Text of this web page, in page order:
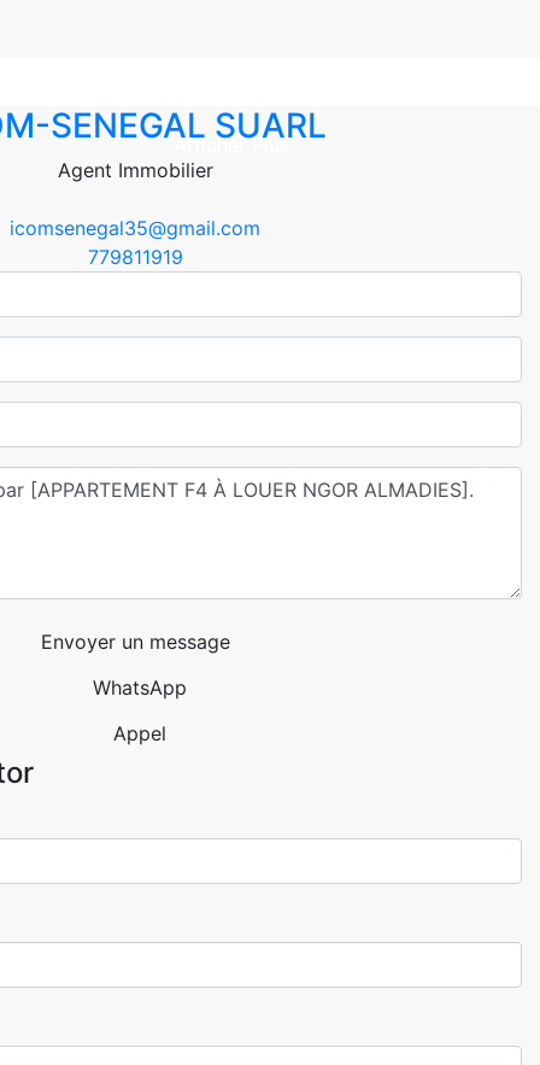
+ 5
Afficher Plus
SENEGAL SUARL
Agent Immobilier
icomsenegal35@gmail.com
779811919
Envoyer un message
WhatsApp
Appel